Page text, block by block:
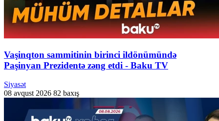
Vaşinqton sammitinin birinci ildönümündə
Paşinyan Prezidentə zəng etdi - Baku TV
Siyasət
08 avqust 2026 82 baxış